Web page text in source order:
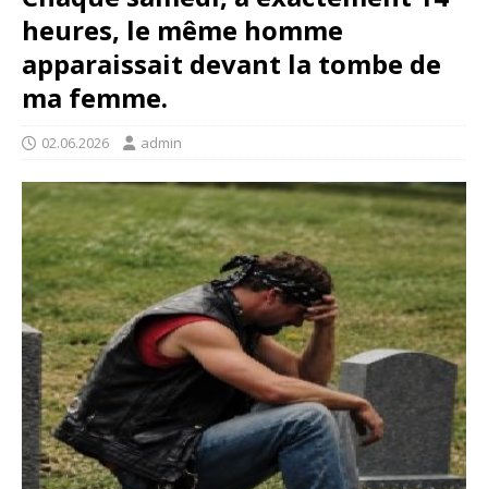
heures, le même homme
apparaissait devant la tombe de
ma femme.
02.06.2026 admin